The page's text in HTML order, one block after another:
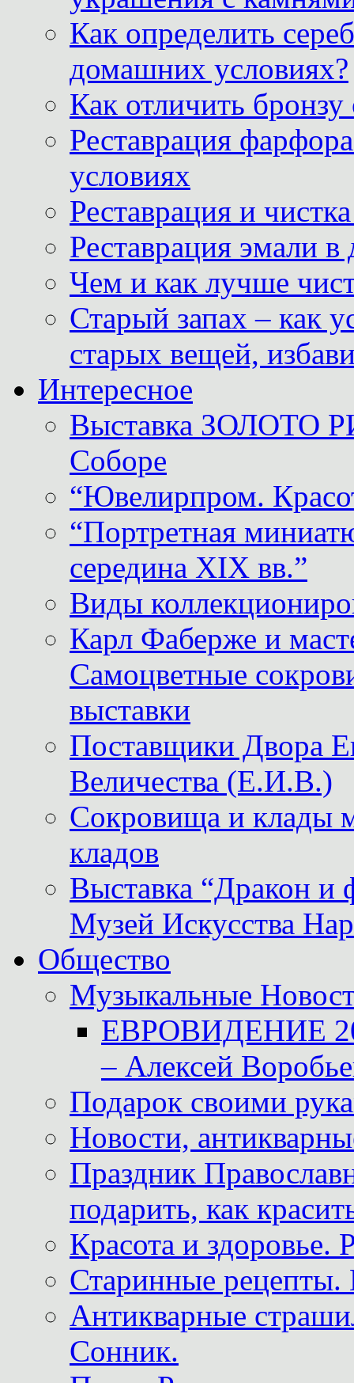
Как определить
домашних условиях?
Как отличить
Реставрация
условиях
Реставрация и
Реставрация эмали
Чем и как лучше
Старый запах – как
старых вещей,
Интересное
Выставка ЗОЛОТО
Соборе
“Ювелирпром.
“Портретная
середина XIX вв.”
Виды
Карл Фаберже и
Самоцветные
выставки
Поставщики
Величества (Е.И.В.)
Сокровища и клады
кладов
Выставка “Дракон и
Музей Искусства
Общество
Музыкальные
ЕВРОВИДЕНИЕ
– Алексей
Подарок своими
Новости,
Праздник
подарить, как
Красота и здоровье.
Старинные рецепты.
Антикварные
Сонник.